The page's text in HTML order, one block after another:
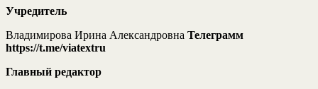
Учредитель
Владимирова Ирина Александровна Телеграмм
https://t.me/viatextru
Главный редактор